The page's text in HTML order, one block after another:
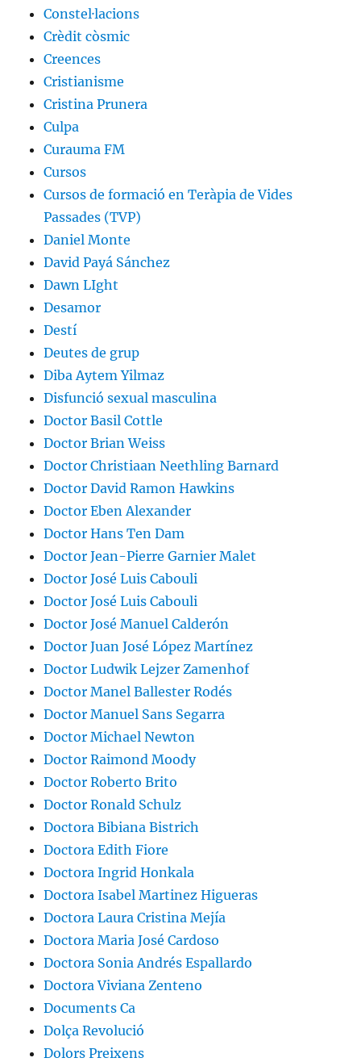
Constel·lacions
Crèdit còsmic
Creences
Cristianisme
Cristina Prunera
Culpa
Curauma FM
Cursos
Cursos de formació en Teràpia de Vides
Passades (TVP)
Daniel Monte
David Payá Sánchez
Dawn LIght
Desamor
Destí
Deutes de grup
Diba Aytem Yilmaz
Disfunció sexual masculina
Doctor Basil Cottle
Doctor Brian Weiss
Doctor Christiaan Neethling Barnard
Doctor David Ramon Hawkins
Doctor Eben Alexander
Doctor Hans Ten Dam
Doctor Jean-Pierre Garnier Malet
Doctor José Luis Cabouli
Doctor José Luis Cabouli
Doctor José Manuel Calderón
Doctor Juan José López Martínez
Doctor Ludwik Lejzer Zamenhof
Doctor Manel Ballester Rodés
Doctor Manuel Sans Segarra
Doctor Michael Newton
Doctor Raimond Moody
Doctor Roberto Brito
Doctor Ronald Schulz
Doctora Bibiana Bistrich
Doctora Edith Fiore
Doctora Ingrid Honkala
Doctora Isabel Martinez Higueras
Doctora Laura Cristina Mejía
Doctora Maria José Cardoso
Doctora Sonia Andrés Espallardo
Doctora Viviana Zenteno
Documents Ca
Dolça Revolució
Dolors Preixens